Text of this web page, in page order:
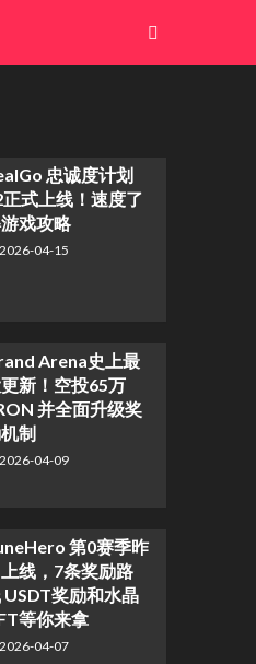
忠诚度计划
正式上线！速度了
戏攻略
2026-04-15
Arena史上最
新！空投65万
并全面升级奖
制
2026-04-09
第0赛季昨
线，7条奖励路
USDT奖励和水晶
等你来拿
2026-04-07